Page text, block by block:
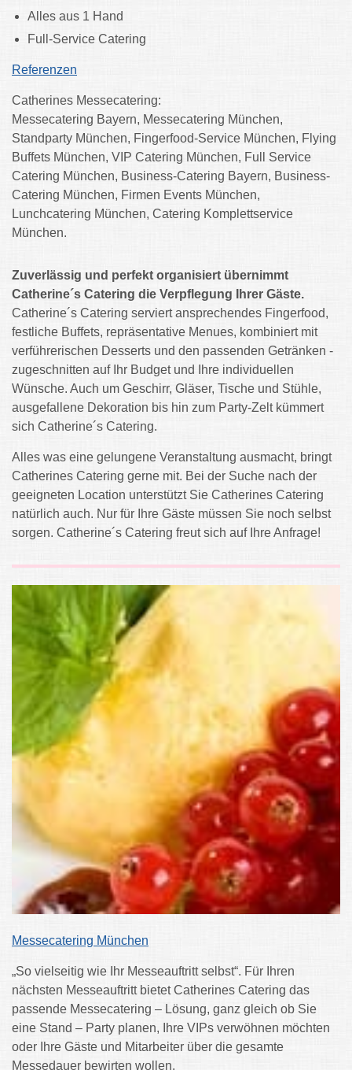
Alles aus 1 Hand
Full-Service Catering
Referenzen
Catherines Messecatering:
Messecatering Bayern, Messecatering München,
Standparty München, Fingerfood-Service München, Flying
Buffets München, VIP Catering München, Full Service
Catering München, Business-Catering Bayern, Business-
Catering München, Firmen Events München,
Lunchcatering München, Catering Komplettservice
München.
Zuverlässig und perfekt organisiert übernimmt
Catherine´s Catering die Verpflegung Ihrer Gäste.
Catherine´s Catering serviert ansprechendes Fingerfood,
festliche Buffets, repräsentative Menues, kombiniert mit
verführerischen Desserts und den passenden Getränken -
zugeschnitten auf Ihr Budget und Ihre individuellen
Wünsche. Auch um Geschirr, Gläser, Tische und Stühle,
ausgefallene Dekoration bis hin zum Party-Zelt kümmert
sich Catherine´s Catering.
Alles was eine gelungene Veranstaltung ausmacht, bringt
Catherines Catering gerne mit. Bei der Suche nach der
geeigneten Location unterstützt Sie Catherines Catering
natürlich auch. Nur für Ihre Gäste müssen Sie noch selbst
sorgen. Catherine´s Catering freut sich auf Ihre Anfrage!
Messecatering München
„So vielseitig wie Ihr Messeauftritt selbst“. Für Ihren
nächsten Messeauftritt bietet Catherines Catering das
passende Messecatering – Lösung, ganz gleich ob Sie
eine Stand – Party planen, Ihre VIPs verwöhnen möchten
oder Ihre Gäste und Mitarbeiter über die gesamte
Messedauer bewirten wollen.